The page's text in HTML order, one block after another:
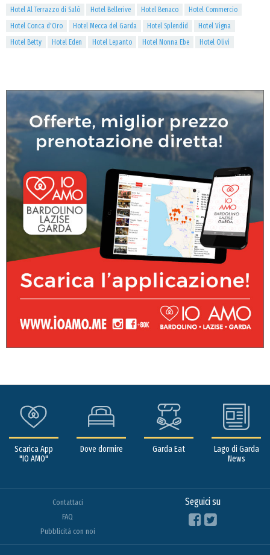
Hotel Al Terrazzo di Salò
Hotel Bellerive Hotel Benaco
Hotel Commercio
Hotel Conca d'Oro
Hotel Mecca del Garda Hotel Splendid
Hotel Vigna
Hotel Betty
Hotel Eden Hotel Lepanto Hotel Nonna Ebe Hotel Olivi
Scarica App
"IO AMO"
Dove dormire Garda Eat
Lago di Garda
News
Contattaci
FAQ
Pubblicità con noi
Seguici su